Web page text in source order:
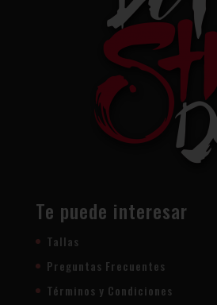
Te puede interesar
Tallas
Preguntas Frecuentes
Términos y Condiciones